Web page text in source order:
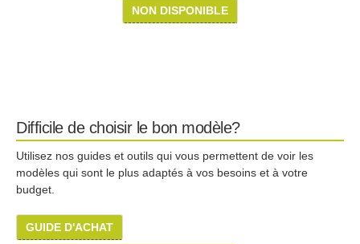
NON DISPONIBLE
Difficile de choisir le bon modèle?
Utilisez nos guides et outils qui vous permettent de voir les
modèles qui sont le plus adaptés à vos besoins et à votre
budget.
GUIDE D'ACHAT